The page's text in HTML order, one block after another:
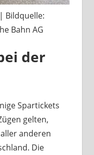
Bildquelle:
Bahn AG
der
Spartickets
gelten,
anderen
Die